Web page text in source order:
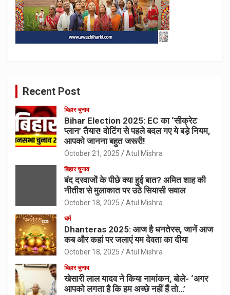
Recent Post
बिहार चुनाव
Bihar Election 2025: EC का ‘सीक्रेट
प्लान’ तैयार! वोटिंग से पहले बदल गए ये बड़े नियम,
आपको जानना बहुत जरूरी!
October 21, 2025 Atul Mishra
बिहार चुनाव
बंद दरवाजों के पीछे क्या हुई बात? अमित शाह की
नीतीश से मुलाकात पर उठे सियासी सवाल
October 18, 2025 Atul Mishra
धर्म
Dhanteras 2025: आज है धनतेरस, जानें आज
कब और कहां पर जलाएं यम देवता का दीया
October 18, 2025 Atul Mishra
बिहार चुनाव
खेसारी लाल यादव ने किया नामांकन, बोले- ‘अगर
आपको लगता है कि हम अच्छे नहीं हैं तो…’